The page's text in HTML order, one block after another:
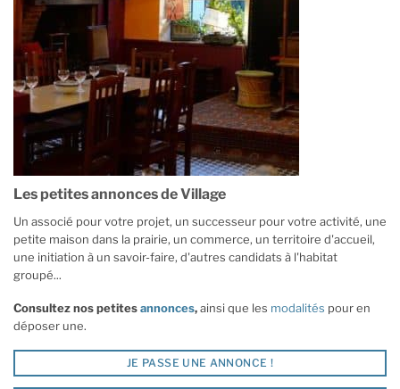
Les petites annonces de Village
Un associé pour votre projet, un successeur pour votre activité, une
petite maison dans la prairie, un commerce, un territoire d'accueil,
une initiation à un savoir-faire, d'autres candidats à l'habitat
groupé...
Consultez nos petitesannonces,ainsi que les modalités pour en
déposer une.
JE PASSE UNE ANNONCE !